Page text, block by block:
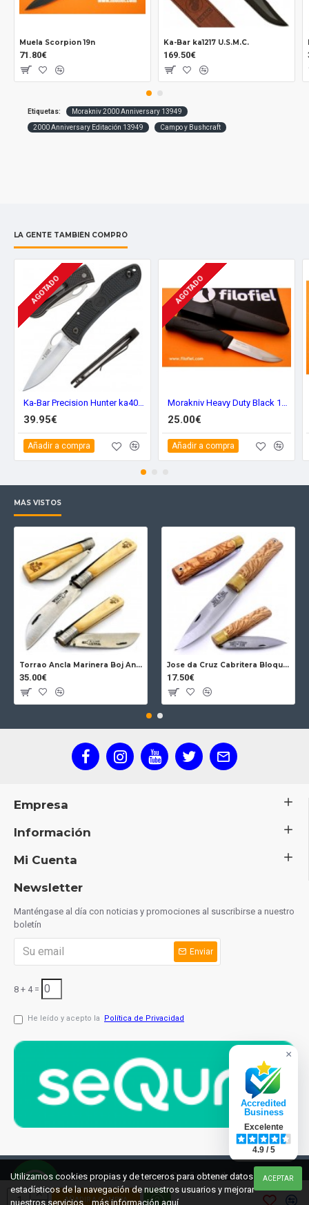
AÑADIR A COMPRA
Muela Scorpion 19n
71.80€
Ka-Bar ka1217 U.S.M.C.
169.50€
Etiquetas: Morakniv 2000 Anniversary 13949
2000 Anniversary Editación 13949 Campo y Bushcraft
LA GENTE TAMBIÉN COMPRÓ
AGOTADO
39.95€
Añadir a compra
AGOTADO
25.00€
Añadir a compra
MÁS VISTOS
Torrao Ancla Marinera Boj Ancla Bloqueo
35.00€
Jose da Cruz Cabritera Bloqueo Encina Carbono
17.50€
Empresa
Información
Mi Cuenta
Newsletter
Manténgase al día con noticias y promociones al suscribirse a nuestro
boletín
Enviar
8 + 4 =
He leído y acepto la Política de Privacidad
© 2021 cuchilleriaonline.mlDiseño: InterIberica ACEPTAR
Utilizamos cookies propias y de terceros para obtener datos
estadísticos de la navegación de nuestros usuarios y mejorar
nuestros servicios... más información aquí
×
Accredited
Business
Excelente
4.9 / 5